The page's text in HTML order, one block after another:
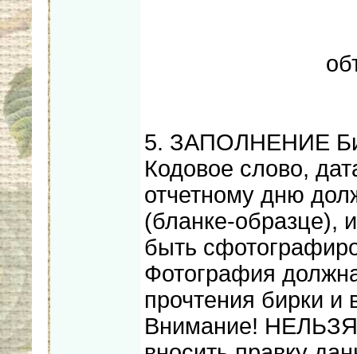
5. ЗАПОЛНЕНИЕ
Кодовое слово,
отчетному дню
(бланке-образце),
быть
Фотография
прочтения бирки
Внимание! НЕЛЬЗЯ